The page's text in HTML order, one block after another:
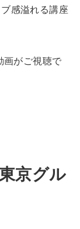
感溢れる講座
画がご視聴で
京グル